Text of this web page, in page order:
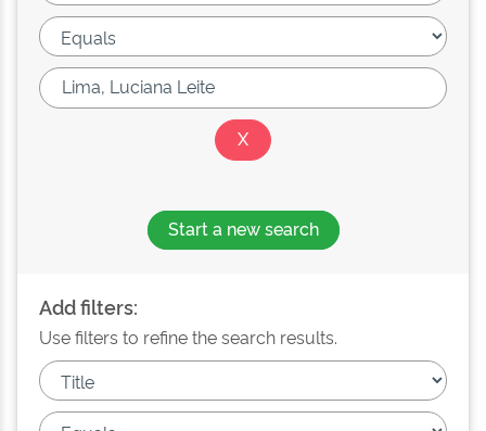
Start a new search
Add filters:
Use filters to refine the search results.